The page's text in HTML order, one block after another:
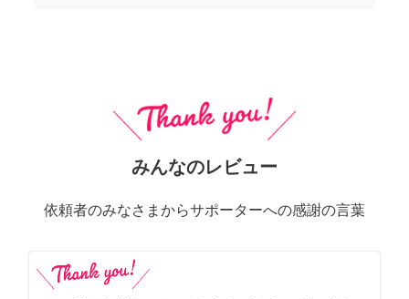
みんなのレビュー
依頼者のみなさまからサポーターへの感謝の言葉